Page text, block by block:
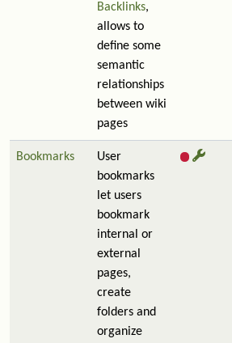
Backlinks,
allows to
define some
semantic
relationships
between wiki
pages
Bookmarks
User
bookmarks
let users
bookmark
internal or
external
pages,
create
folders and
organize